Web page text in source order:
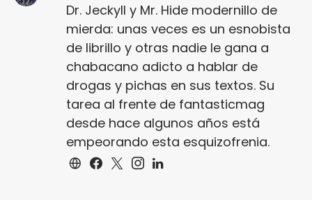
Dr. Jeckyll y Mr. Hide modernillo de
mierda: unas veces es un esnobista
de librillo y otras nadie le gana a
chabacano adicto a hablar de
drogas y pichas en sus textos. Su
tarea al frente de fantasticmag
desde hace algunos años está
empeorando esta esquizofrenia.